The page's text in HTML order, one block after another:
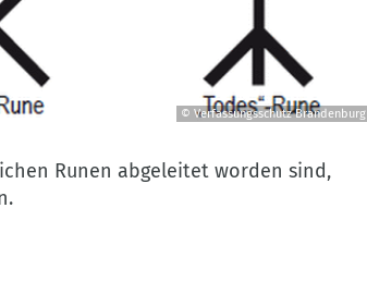
© Verfassungsschutz Brandenburg
Runen abgeleitet worden sind,